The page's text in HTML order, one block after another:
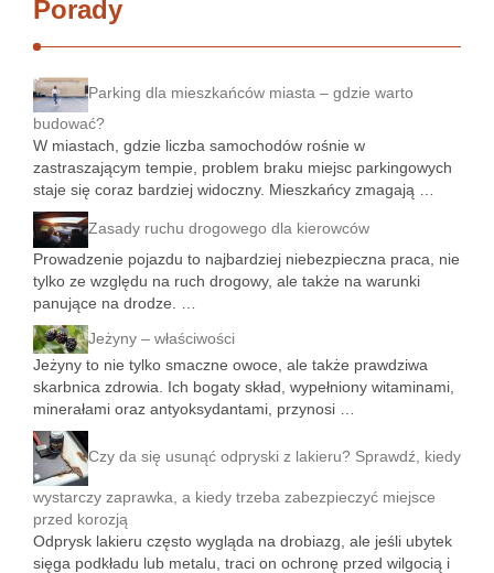
Porady
Parking dla mieszkańców miasta – gdzie warto
budować?
W miastach, gdzie liczba samochodów rośnie w
zastraszającym tempie, problem braku miejsc parkingowych
staje się coraz bardziej widoczny. Mieszkańcy zmagają …
Zasady ruchu drogowego dla kierowców
Prowadzenie pojazdu to najbardziej niebezpieczna praca, nie
tylko ze względu na ruch drogowy, ale także na warunki
panujące na drodze. …
Jeżyny – właściwości
Jeżyny to nie tylko smaczne owoce, ale także prawdziwa
skarbnica zdrowia. Ich bogaty skład, wypełniony witaminami,
minerałami oraz antyoksydantami, przynosi …
Czy da się usunąć odpryski z lakieru? Sprawdź, kiedy
wystarczy zaprawka, a kiedy trzeba zabezpieczyć miejsce
przed korozją
Odprysk lakieru często wygląda na drobiazg, ale jeśli ubytek
sięga podkładu lub metalu, traci on ochronę przed wilgocią i